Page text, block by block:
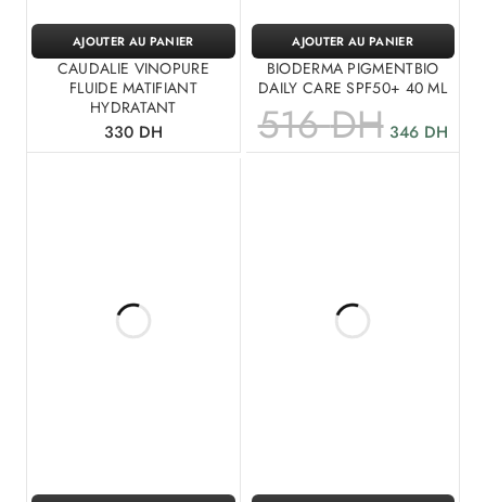
CAUDALIE VINOPURE
FLUIDE MATIFIANT
HYDRATANT
330 DH
AJOUTER AU PANIER
BIODERMA PIGMENTBIO
DAILY CARE SPF50+ 40 ML
516DH 346 DH
AJOUTER AU PANIER